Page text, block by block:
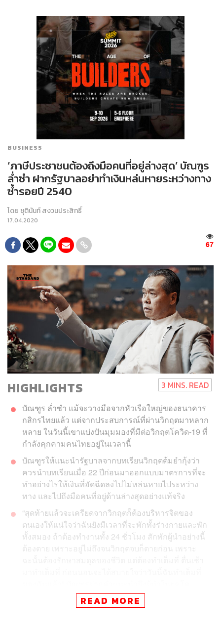
BUSINESS
‘ภาษีประชาชนต้องถึงมือคนที่อยู่ล่างสุด’ บัณฑูร
ล่ำซำ ฝากรัฐบาลอย่าทำเงินหล่นหายระหว่างทาง
ซ้ำรอยปี 2540
โดย ชุตินันท์ สงวนประสิทธิ์
17.04.2020
67
HIGHLIGHTS 3 MINS. READ
บัณฑูร ล่ำซำ แม้จะวางมือจากหัวเรือใหญ่ของธนาคาร
กสิกรไทยแล้ว แต่จากประสบการณ์ที่ผ่านวิกฤตมาหลาก
หลาย ในวันนี้เขาแบ่งปันมุมมองที่มีต่อวิกฤตโควิด-19 ที่
กำลังคุกคามคนไทยอยู่ในเวลานี้
บัณฑูรให้แนะนำรัฐบาลจากบทเรียนวิกฤตต้มยำกุ้งว่า
ควรนำบทเรียนเมื่อ 22 ปีก่อนมาออกแบบมาตรการที่จะ
ทำอย่างไรให้เงินที่อัดฉีดลงไปไม่หล่นหายไประหว่าง
ทาง และไปถึงมือคนที่อยู่ด้านล่างสุดอย่างแท้จริง
“สุดท้ายแล้วจะเครียดจากวิกฤตก็ต้องบริหารจิตของ
ตนเองให้แน่ใจว่าฉันยังมีเวลาที่จะพักทั้งร่างกายและพัก
ทั้งสมอง ถ้าต้องทำงานทั้ง 24 ชั่วโมง สักพักผู้นำอย่างนี้
ต้องตาย เพราะอยู่ไม่ถึงจนวิกฤตจบก็ตายก่อน เพราะ
READ MORE